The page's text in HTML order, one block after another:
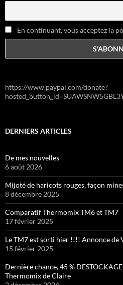
En continuant, vous acceptez la
https://www.paypal.com/donate?
DERNIERS ARTICLES
De mes nouvelles
6 août 2026
Mijoté de haricots rouges, façon
8 décembre 2025
Comparatif Thermomix TM6 et TM7
17 février 2025
Le TM7 est sorti hier !!!! Annonce de
15 février 2025
Dernière chance, 45 %
Thermomix de Claire